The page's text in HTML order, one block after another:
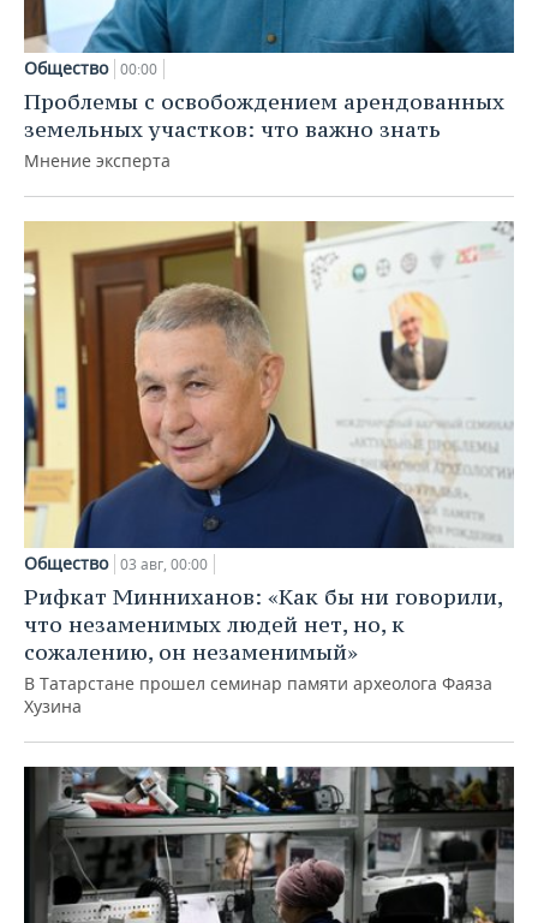
Общество 00:00
Проблемы с освобождением арендованных
земельных участков: что важно знать
Мнение эксперта
Общество 03 авг, 00:00
Рифкат Минниханов: «Как бы ни говорили,
что незаменимых людей нет, но, к
сожалению, он незаменимый»
В Татарстане прошел семинар памяти археолога Фаяза
Хузина